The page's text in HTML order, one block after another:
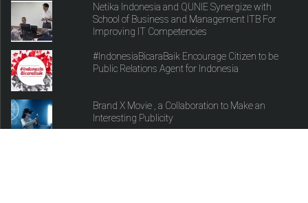
Netika Indonesia and QUNIE Synergize with
School of Business and Management ITB For
Improving IT Competencies
#IndonesiaBicaraBaik Encourage Citizen to be
Public Relations Agent for Indonesia
Brand X Movie , a Collaboration to Make an
Interesting Publicity